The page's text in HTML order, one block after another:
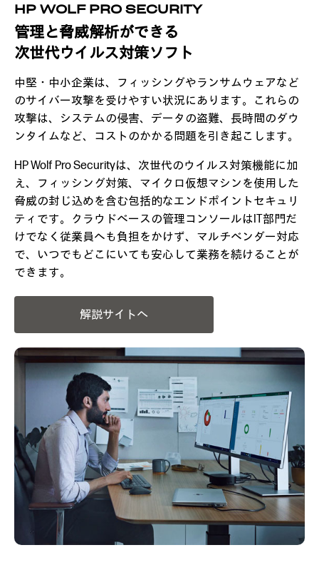
HP WOLF PRO SECURITY
管理と脅威解析ができる
次世代ウイルス対策ソフト
中堅・中小企業は、フィッシングやランサムウェアなど
のサイバー攻撃を受けやすい状況にあります。これらの
攻撃は、システムの侵害、データの盗難、長時間のダウ
ンタイムなど、コストのかかる問題を引き起こします。
HP Wolf Pro Securityは、次世代のウイルス対策機能に加
え、フィッシング対策、マイクロ仮想マシンを使用した
脅威の封じ込めを含む包括的なエンドポイントセキュリ
ティです。クラウドベースの管理コンソールはIT部門だ
けでなく従業員へも負担をかけず、マルチベンダー対応
で、いつでもどこにいても安心して業務を続けることが
できます。
解説サイトへ